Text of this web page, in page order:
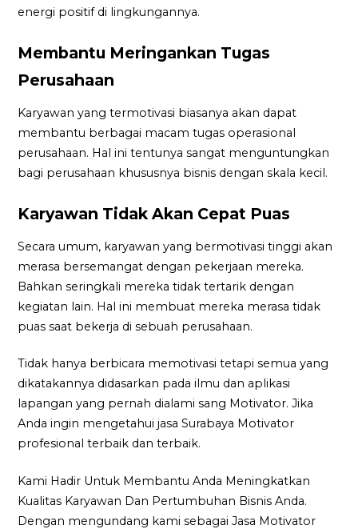
energi positif di lingkungannya.
Membantu Meringankan Tugas
Perusahaan
Karyawan yang termotivasi biasanya akan dapat
membantu berbagai macam tugas operasional
perusahaan. Hal ini tentunya sangat menguntungkan
bagi perusahaan khususnya bisnis dengan skala kecil.
Karyawan Tidak Akan Cepat Puas
Secara umum, karyawan yang bermotivasi tinggi akan
merasa bersemangat dengan pekerjaan mereka.
Bahkan seringkali mereka tidak tertarik dengan
kegiatan lain. Hal ini membuat mereka merasa tidak
puas saat bekerja di sebuah perusahaan.
Tidak hanya berbicara memotivasi tetapi semua yang
dikatakannya didasarkan pada ilmu dan aplikasi
lapangan yang pernah dialami sang Motivator. Jika
Anda ingin mengetahui jasa Surabaya Motivator
profesional terbaik dan terbaik.
Kami Hadir Untuk Membantu Anda Meningkatkan
Kualitas Karyawan Dan Pertumbuhan Bisnis Anda.
Dengan mengundang kami sebagai Jasa Motivator